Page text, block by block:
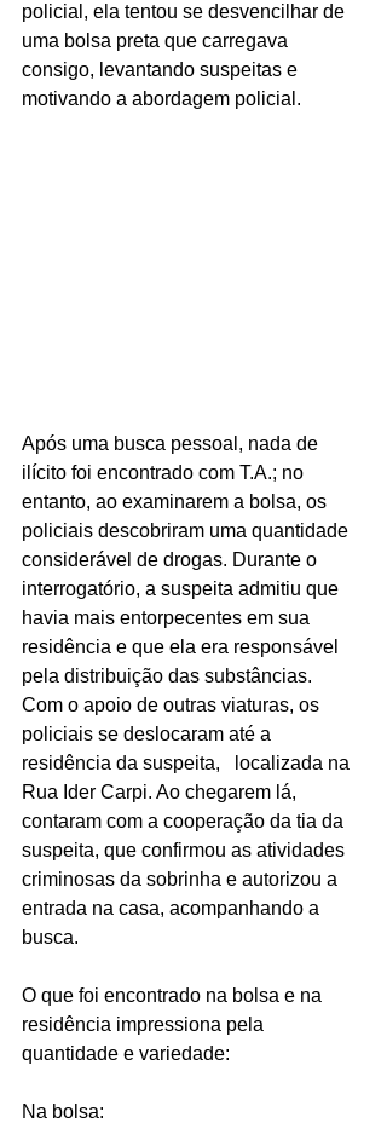
policial, ela tentou se desvencilhar de
uma bolsa preta que carregava
consigo, levantando suspeitas e
motivando a abordagem policial.
Após uma busca pessoal, nada de
ilícito foi encontrado com T.A.; no
entanto, ao examinarem a bolsa, os
policiais descobriram uma quantidade
considerável de drogas. Durante o
interrogatório, a suspeita admitiu que
havia mais entorpecentes em sua
residência e que ela era responsável
pela distribuição das substâncias.
Com o apoio de outras viaturas, os
policiais se deslocaram até a
residência da suspeita,   localizada na
Rua Ider Carpi. Ao chegarem lá,
contaram com a cooperação da tia da
suspeita, que confirmou as atividades
criminosas da sobrinha e autorizou a
entrada na casa, acompanhando a
busca.
O que foi encontrado na bolsa e na
residência impressiona pela
quantidade e variedade:
Na bolsa: